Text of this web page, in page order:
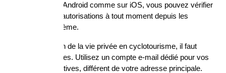
l'installation. Sur Android comme sur iOS, vous pouvez vérifier
et révoquer ces autorisations à tout moment depuis les
paramètres système.
Pour la protection de la vie privée en cyclotourisme, il faut
séparer les usages. Utilisez un compte e-mail dédié pour vos
applications sportives, différent de votre adresse principale.